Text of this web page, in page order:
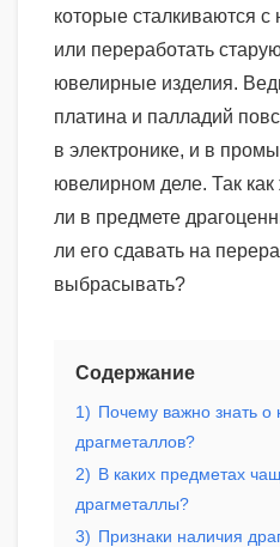
которые сталкиваются
или переработать
ювелирные изделия.
платина и палладий
в электронике, и в
ювелирном деле. Так как
ли в предмете
ли его сдавать на
выбрасывать?
Содержание
1) Почему важно знать о
драгметаллов?
2) В каких предметах
драгметаллы?
3) Признаки наличия